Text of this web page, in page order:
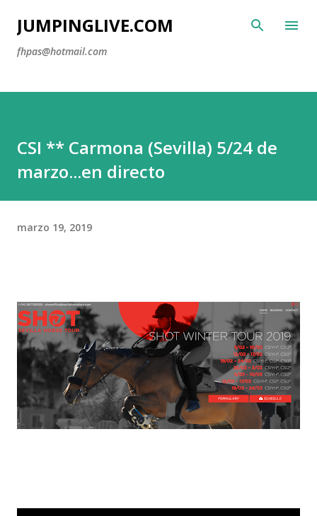
Ir al contenido principal
JUMPINGLIVE.COM
fhpas@hotmail.com
CSI ** Carmona (Sevilla) 5/24 de
marzo...en directo
marzo 19, 2019